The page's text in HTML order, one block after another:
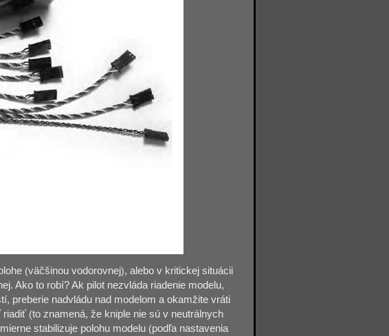
(väčšinou vodorovnej), alebo v kritickej situácii
Ako to robí? Ak pilot nezvláda riadenie modelu,
preberie nadvládu nad modelom a okamžite vráti
riadiť (to znamená, že kniple nie sú v neutrálnych
stabilizuje polohu modelu (podľa nastavenia